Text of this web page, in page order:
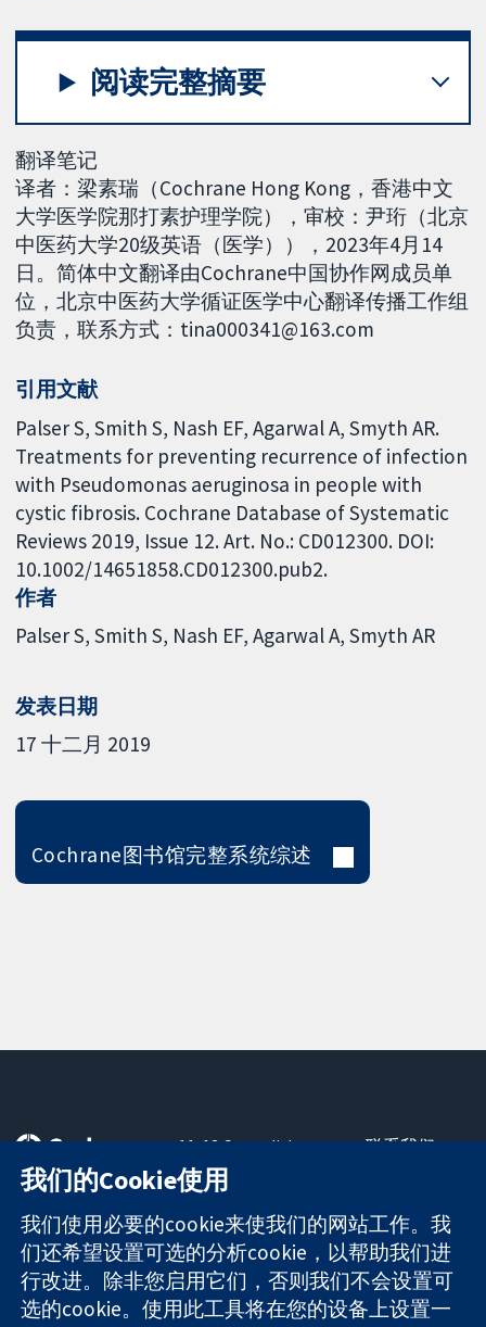
阅读完整摘要
翻译笔记
译者：梁素瑞（Cochrane Hong Kong，香港中文
大学医学院那打素护理学院），审校：尹珩（北京
中医药大学20级英语（医学）），2023年4月14
日。简体中文翻译由Cochrane中国协作网成员单
位，北京中医药大学循证医学中心翻译传播工作组
负责，联系方式：tina000341@163.com
引用文献
Palser S, Smith S, Nash EF, Agarwal A, Smyth AR.
Treatments for preventing recurrence of infection
with Pseudomonas aeruginosa in people with
cystic fibrosis. Cochrane Database of Systematic
Reviews 2019, Issue 12. Art. No.: CD012300. DOI:
10.1002/14651858.CD012300.pub2.
作者
Palser S Smith S Nash EF Agarwal A Smyth AR
发表日期
17 十二月 2019
Cochrane图书馆完整系统综述
可信任的证据
知情决定
更完善的医疗健
康
11-13 Cavendish
Square
London
W1G 0AN
United Kingdom
联系我们
关于我们
工作机会
Cochrane
Library
我们的Cookie使用
我们使用必要的cookie来使我们的网站工作。我
们还希望设置可选的分析cookie，以帮助我们进
行改进。除非您启用它们，否则我们不会设置可
选的cookie。使用此工具将在您的设备上设置一